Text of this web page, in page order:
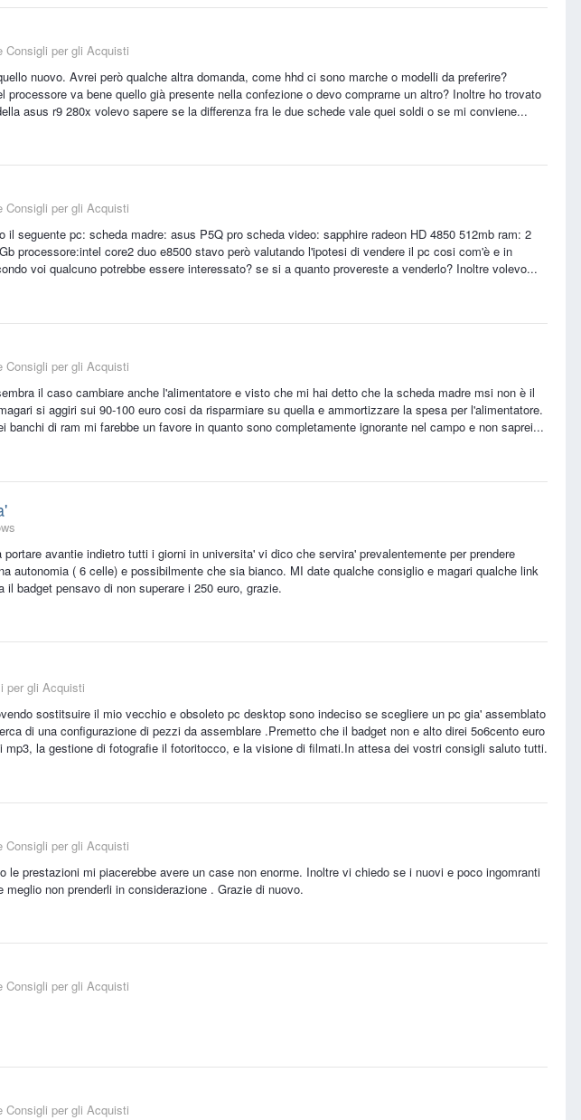
Consigli per gli Acquisti
nuovo. Avrei però qualche altra domanda, come hhd ci sono marche o modelli da preferire?
va bene quello già presente nella confezione o devo comprarne un altro? Inoltre ho trovato
asus r9 280x volevo sapere se la differenza fra le due schede vale quei soldi o se mi conviene...
Consigli per gli Acquisti
seguente pc: scheda madre: asus P5Q pro scheda video: sapphire radeon HD 4850 512mb ram: 2
processore:intel core2 duo e8500 stavo però valutando l'ipotesi di vendere il pc cosi com'è e in
voi qualcuno potrebbe essere interessato? se si a quanto provereste a venderlo? Inoltre volevo...
Consigli per gli Acquisti
il caso cambiare anche l'alimentatore e visto che mi hai detto che la scheda madre msi non è il
si aggiri sui 90-100 euro cosi da risparmiare su quella e ammortizzare la spesa per l'alimentatore.
di ram mi farebbe un favore in quanto sono completamente ignorante nel campo e non saprei...
avantie indietro tutti i giorni in universita' vi dico che servira' prevalentemente per prendere
autonomia ( 6 celle) e possibilmente che sia bianco. MI date qualche consiglio e magari qualche link
badget pensavo di non superare i 250 euro, grazie.
per gli Acquisti
sostitsuire il mio vecchio e obsoleto pc desktop sono indeciso se scegliere un pc gia' assemblato
di una configurazione di pezzi da assemblare .Premetto che il badget non e alto direi 5o6cento euro
la gestione di fotografie il fotoritocco, e la visione di filmati.In attesa dei vostri consigli saluto tutti.
Consigli per gli Acquisti
prestazioni mi piacerebbe avere un case non enorme. Inoltre vi chiedo se i nuovi e poco ingomranti
non prenderli in considerazione . Grazie di nuovo.
Consigli per gli Acquisti
Consigli per gli Acquisti